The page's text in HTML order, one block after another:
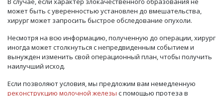
может быть с уверенностью установлен до вмешательства,
хирург может запросить быстрое обследование опухоли.
Несмотря на всю информацию, полученную до операции, хирург
иногда может столкнуться с непредвиденным событием и
вынужден изменить свой операционный план, чтобы получить
наилучший исход.
Если позволяют условия, мы предложим вам немедленную
реконструкцию молочной железы с помощью протеза в